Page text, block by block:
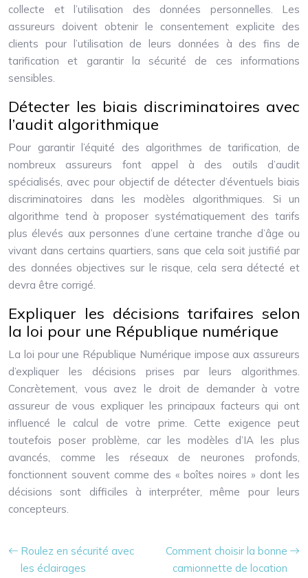
collecte et l’utilisation des données personnelles. Les
assureurs doivent obtenir le consentement explicite des
clients pour l’utilisation de leurs données à des fins de
tarification et garantir la sécurité de ces informations
sensibles.
Détecter les biais discriminatoires avec
l’audit algorithmique
Pour garantir l’équité des algorithmes de tarification, de
nombreux assureurs font appel à des outils d’audit
spécialisés, avec pour objectif de détecter d’éventuels biais
discriminatoires dans les modèles algorithmiques. Si un
algorithme tend à proposer systématiquement des tarifs
plus élevés aux personnes d’une certaine tranche d’âge ou
vivant dans certains quartiers, sans que cela soit justifié par
des données objectives sur le risque, cela sera détecté et
devra être corrigé.
Expliquer les décisions tarifaires selon
la loi pour une République numérique
La loi pour une République Numérique impose aux assureurs
d’expliquer les décisions prises par leurs algorithmes.
Concrètement, vous avez le droit de demander à votre
assureur de vous expliquer les principaux facteurs qui ont
influencé le calcul de votre prime. Cette exigence peut
toutefois poser problème, car les modèles d’IA les plus
avancés, comme les réseaux de neurones profonds,
fonctionnent souvent comme des « boîtes noires » dont les
décisions sont difficiles à interpréter, même pour leurs
concepteurs.
Roulez en sécurité avec
les éclairages
Comment choisir la bonne
camionnette de location